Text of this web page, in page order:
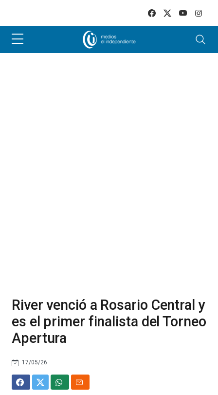
River venció a Rosario Central y
es el primer finalista del Torneo
Apertura
17/05/26